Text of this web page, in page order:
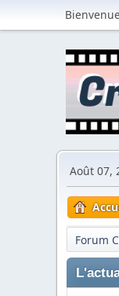
Août 07,
Forum